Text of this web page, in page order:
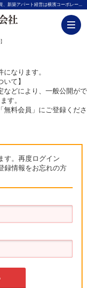
こちらは会員物件です【B02743-001000】｜神奈川の不動産投資、新築アパート経営は横濱コーポレーション
なります。
て】
などにより、一般公開がで
す。
無料会員」にご登録くださ
す。再度ログイン
録情報をお忘れの方